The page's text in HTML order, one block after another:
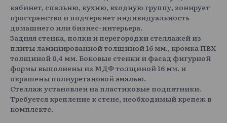
кабинет, спальню, кухню, входную группу, зонирует
пространство и подчеркнет индивидуальность
домашнего или бизнес-интерьера.
Задняя стенка, полки и перегородки стеллажей из
плиты ламинированной толщиной 16 мм., кромка ПВХ
толщиной 0,4 мм. Боковые стенки и фасад фигурной
формы выполнены из МДФ толщиной 16 мм. и
окрашены полиуретановой эмалью.
Стеллаж установлен на пластиковые подпятники.
Требуется крепление к стене, необходимый крепеж в
комплекте.